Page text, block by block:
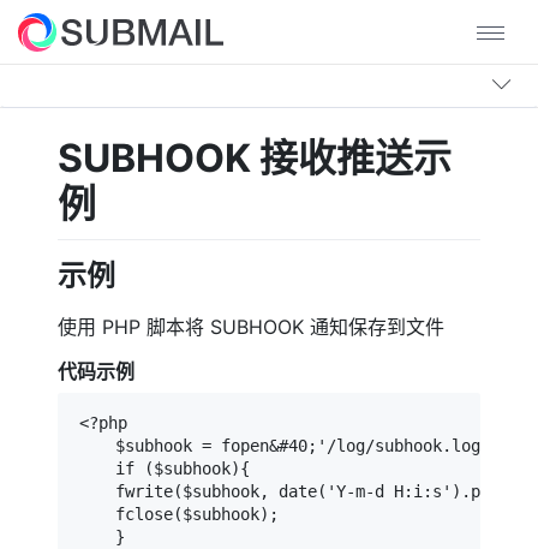
SUBHOOK 接收推送示
例
示例
使用 PHP 脚本将 SUBHOOK 通知保存到文件
代码示例
<?php
$subhook = fopen&#40;'/log/subhook.log',
    if ($subhook){
fwrite($subhook, date('Y-m-d
    fclose($subhook);
    }